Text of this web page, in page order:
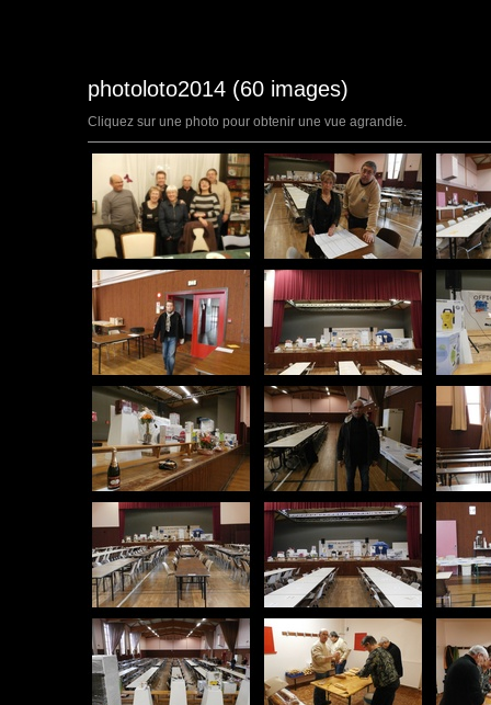
photoloto2014 (60 images)
Cliquez sur une photo pour obtenir une vue agrandie.